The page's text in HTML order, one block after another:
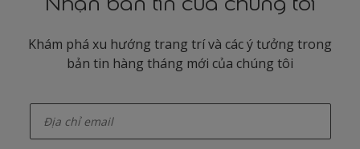
Khám phá xu hướng trang trí và các ý tưởng trong
bản tin hàng tháng mới của chúng tôi